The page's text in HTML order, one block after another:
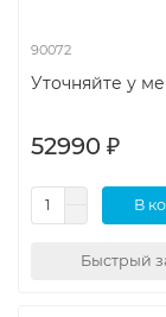
90072
Уточняйте у
52990 ₽
В
Быстрый